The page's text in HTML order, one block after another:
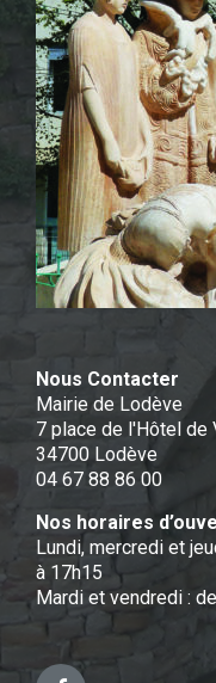
Nous Contacter
Mairie de Lodève
7 place de l'Hôtel de
34700 Lodève
04 67 88 86 00
Nos horaires
Lundi, mercredi et
à 17h15
Mardi et vendredi :